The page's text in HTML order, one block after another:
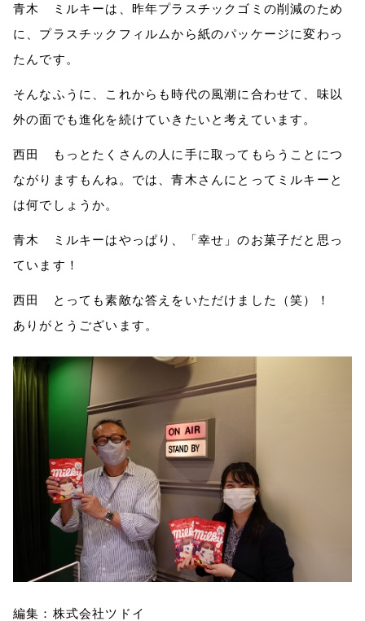
青木 ミルキーは、昨年プラスチックゴミの削減のため
に、プラスチックフィルムから紙のパッケージに変わっ
たんです。
そんなふうに、これからも時代の風潮に合わせて、味以
外の面でも進化を続けていきたいと考えています。
西田 もっとたくさんの人に手に取ってもらうことにつ
ながりますもんね。では、青木さんにとってミルキーと
は何でしょうか。
青木 ミルキーはやっぱり、「幸せ」のお菓子だと思っ
ています！
西田 とっても素敵な答えをいただけました（笑）！
ありがとうございます。
編集：株式会社ツドイ